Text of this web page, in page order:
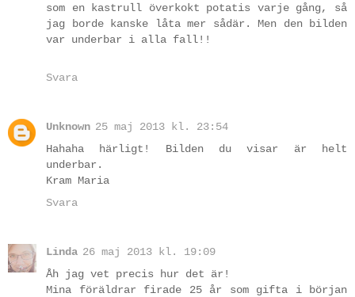
som en kastrull överkokt potatis varje gång, så
jag borde kanske låta mer sådär. Men den bilden
var underbar i alla fall!!
Svara
Unknown 25 maj 2013 kl. 23:54
Hahaha härligt! Bilden du visar är helt
underbar.
Kram Maria
Svara
Linda 26 maj 2013 kl. 19:09
Åh jag vet precis hur det är!
Mina föräldrar firade 25 år som gifta i början